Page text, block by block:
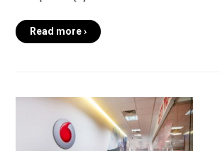
Read more ›